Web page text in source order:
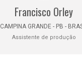
Francisco Orley
CAMPINA GRANDE - PB -
Assistente de produção